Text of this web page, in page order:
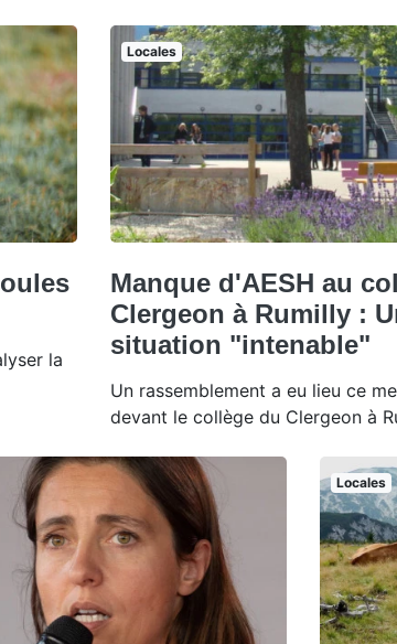
la
Locales
Manque d'AESH au
Clergeon à Rumilly :
situation "intenable"
Un rassemblement a eu lieu ce
devant le collège du Clergeon à
Locales